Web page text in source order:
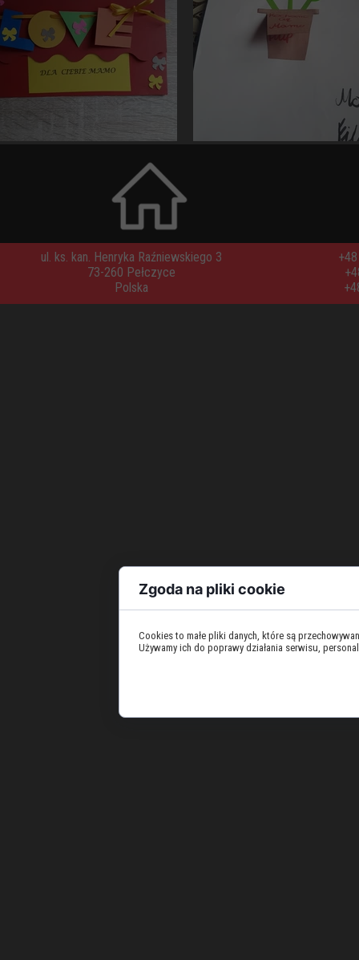
ul. ks. kan. Henryka Raźniewskiego 3
73-260 Pełczyce
Polska
Zgoda na pliki cookie
Cookies to małe pliki danych, które są
Używamy ich do poprawy działania serwisu,